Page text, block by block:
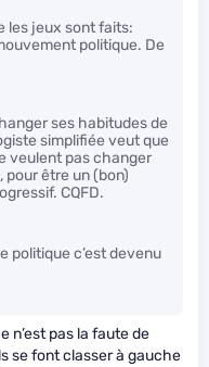
les jeux sont faits:
politique. De
ses habitudes de
simplifiée veut que
veulent pas changer
pour être un (bon)
CQFD.
politique c’est devenu
n’est pas la faute de
se font classer à gauche